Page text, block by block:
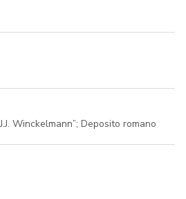
Winckelmann”; Deposito romano